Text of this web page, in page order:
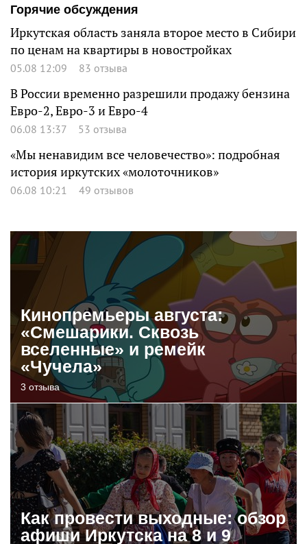
Горячие обсуждения
Иркутская область заняла второе место в Сибири
по ценам на квартиры в новостройках
05.08 12:09 83 отзыва
В России временно разрешили продажу бензина
Евро-2, Евро-3 и Евро-4
06.08 13:37 53 отзыва
«Мы ненавидим все человечество»: подробная
история иркутских «молоточников»
06.08 10:21 49 отзывов
Кинопремьеры августа:
«Смешарики. Сквозь
вселенные» и ремейк
«Чучела»
3 отзыва
Как провести выходные: обзор
афиши Иркутска на 8 и 9